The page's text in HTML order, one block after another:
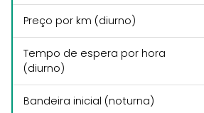
Preço por km (diurno)
Tempo de espera por hora
(diurno)
Bandeira inicial (noturna)